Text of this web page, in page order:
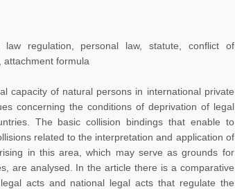
law regulation, personal law, statute, conflict of
attachment formula
capacity of natural persons in international private
concerning the conditions of deprivation of legal
The basic collision bindings that enable to
related to the interpretation and application of
in this area, which may serve as grounds for
are analysed. In the article there is a comparative
acts and national legal acts that regulate the